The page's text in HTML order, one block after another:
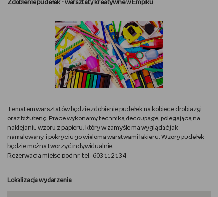
PREZENTOWNIKI
URZĄDZAM I DEKORUJĘ
RYSUJĘ
DIY
MAM ZWIERZĘTA
Zdobienie pudełek - warsztaty kreatywne w Empiku
Tematem warsztatów będzie zdobienie pudełek na kobiece drobiazgi
oraz biżuterię. Prace wykonamy techniką decoupage, polegającą na
naklejaniu wzoru z papieru, który w zamyśle ma wyglądać jak
namalowany, i pokryciu go wieloma warstwami lakieru. Wzory pudełek
będzie można tworzyć indywidualnie.
Rezerwacja miejsc pod nr. tel.: 603 112 134
Lokalizacja wydarzenia